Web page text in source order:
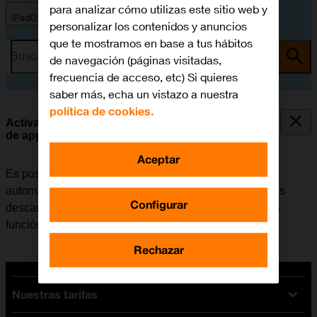
iPadOS 13.2
Busca por problema o tema
Activar o desactivar la sincronización automática
de apps y del contenido de las apps
Es posible configurar la tablet para que descargue
automáticamente apps y contendido de apps que hayas
descargado en otros dispositivos. Para poder utilizar la
función, es necesarioactivar la Cuenta de Apple.
Nuestras tarifas
para analizar cómo utilizas este sitio web y
personalizar los contenidos y anuncios
que te mostramos en base a tus hábitos
de navegación (páginas visitadas,
frecuencia de acceso, etc) Si quieres
saber más, echa un vistazo a nuestra
política de cookies.
Configurar
Rechazar
Aceptar